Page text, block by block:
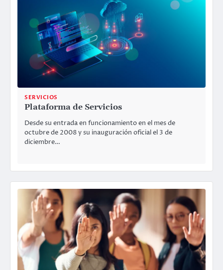
SERVICIOS
Plataforma de Servicios
Desde su entrada en funcionamiento en el mes de
octubre de 2008 y su inauguración oficial el 3 de
diciembre…